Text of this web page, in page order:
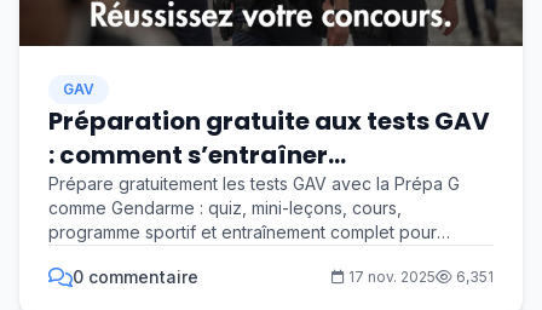
GAV
Préparation gratuite aux tests GAV
: comment s’entraîner
efficacement pour devenir
gendarme adjoint volontaire
Prépare gratuitement les tests GAV avec la Prépa G
comme Gendarme : quiz, mini-leçons, cours,
programme sportif et entraînement complet pour
0 commentaire
17 nov. 2025 6,351